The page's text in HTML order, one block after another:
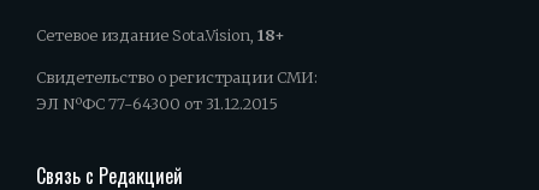
Сетевое издание Sota.Vision, 18+
Свидетельство о регистрации СМИ:
ЭЛ NºФС 77-64300 от 31.12.2015
Связь с Редакцией